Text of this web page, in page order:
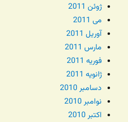
ژوئن 2011
می 2011
آوریل 2011
مارس 2011
فوریه 2011
ژانویه 2011
دسامبر 2010
نوامبر 2010
اکتبر 2010